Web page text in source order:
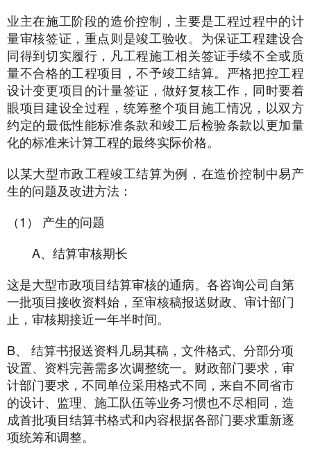
业主在施工阶段的造价控制，主要是工程过程中的计
量审核签证，重点则是竣工验收。为保证工程建设合
同得到切实履行，凡工程施工相关签证手续不全或质
量不合格的工程项目，不予竣工结算。严格把控工程
设计变更项目的计量签证，做好复核工作，同时要着
眼项目建设全过程，统筹整个项目施工情况，以双方
约定的最低性能标准条款和竣工后检验条款以更加量
化的标准来计算工程的最终实际价格。
以某大型市政工程竣工结算为例，在造价控制中易产
生的问题及改进方法：
（1） 产生的问题
A、结算审核期长
这是大型市政项目结算审核的通病。各咨询公司自第
一批项目接收资料始，至审核稿报送财政、审计部门
止，审核期接近一年半时间。
B、 结算书报送资料几易其稿，文件格式、分部分项
设置、资料完善需多次调整统一。财政部门要求，审
计部门要求，不同单位采用格式不同，来自不同省市
的设计、监理、施工队伍等业务习惯也不尽相同，造
成首批项目结算书格式和内容根据各部门要求重新逐
项统筹和调整。